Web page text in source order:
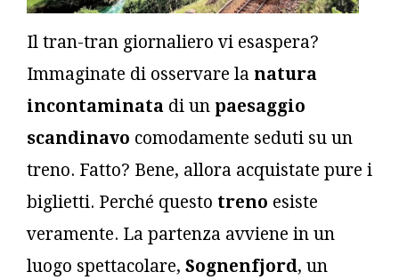
Il tran-tran giornaliero vi esaspera?
Immaginate di osservare la natura
incontaminata di un paesaggio
scandinavo comodamente seduti su un
treno. Fatto? Bene, allora acquistate pure i
biglietti. Perché questo treno esiste
veramente. La partenza avviene in un
luogo spettacolare, Sognenfjord, un